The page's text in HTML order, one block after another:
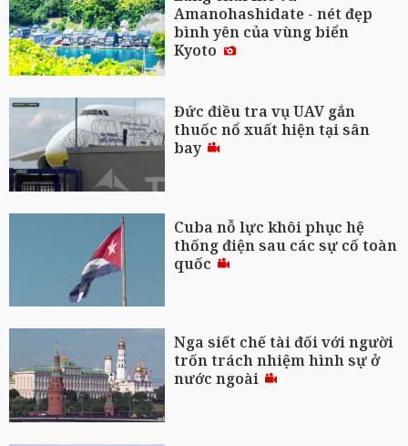
Amanohashidate - nét đẹp
bình yên của vùng biển
Kyoto
Đức điều tra vụ UAV gắn
thuốc nổ xuất hiện tại sân
bay
Cuba nỗ lực khôi phục hệ
thống điện sau các sự cố toàn
quốc
Nga siết chế tài đối với người
trốn trách nhiệm hình sự ở
nước ngoài